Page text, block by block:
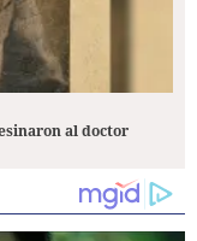
al doctor